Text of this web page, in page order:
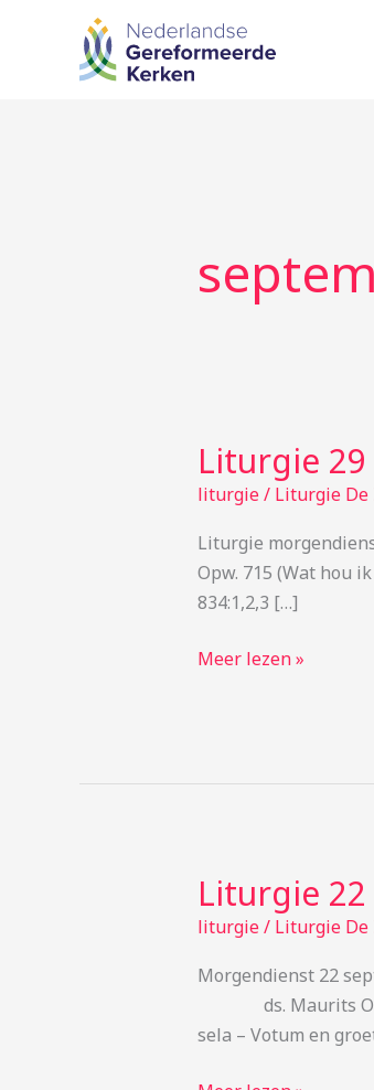
Liturgie
liturgie/ Liturgie De
Liturgie
Opw. 715 (Wat hou
834:1,2,3 […]
Liturgie
29
Meer lezen »
Liturgie
liturgie/ Liturgie De
Morgendienst
ds. Maurits
sela – Votum en
Liturgie
22